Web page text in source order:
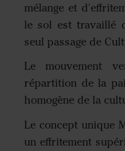
mélange et
le sol est travaillé
seul passage de
Le mouvement
répartition de la
homogène de la
Le concept unique
un effritement